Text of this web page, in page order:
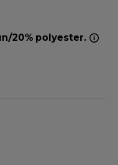
20% polyester.